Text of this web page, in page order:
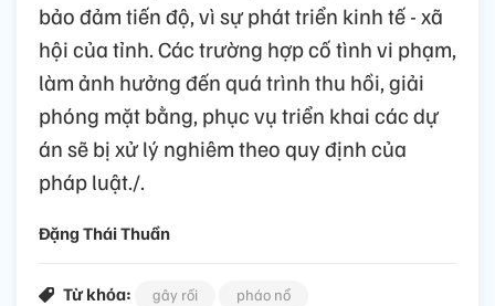
bảo đảm tiến độ, vì sự phát triển kinh tế - xã
hội của tỉnh. Các trường hợp cố tình vi phạm,
làm ảnh hưởng đến quá trình thu hồi, giải
phóng mặt bằng, phục vụ triển khai các dự
án sẽ bị xử lý nghiêm theo quy định của
pháp luật./.
Đặng Thái Thuần
Từ khóa: gây rối pháo nổ